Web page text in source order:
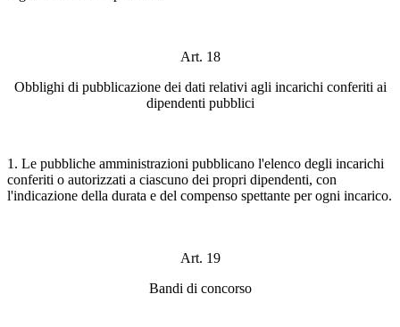
Art. 18
Obblighi di pubblicazione dei dati relativi agli incarichi conferiti ai
dipendenti pubblici
1. Le pubbliche amministrazioni pubblicano l'elenco degli incarichi
conferiti o autorizzati a ciascuno dei propri dipendenti, con
l'indicazione della durata e del compenso spettante per ogni incarico.
Art. 19
Bandi di concorso